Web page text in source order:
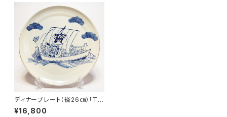
ディナープレート（径26㎝）「Tre
asure Ship : 宝船」 フレンチ
ブルドッグ
¥16,800